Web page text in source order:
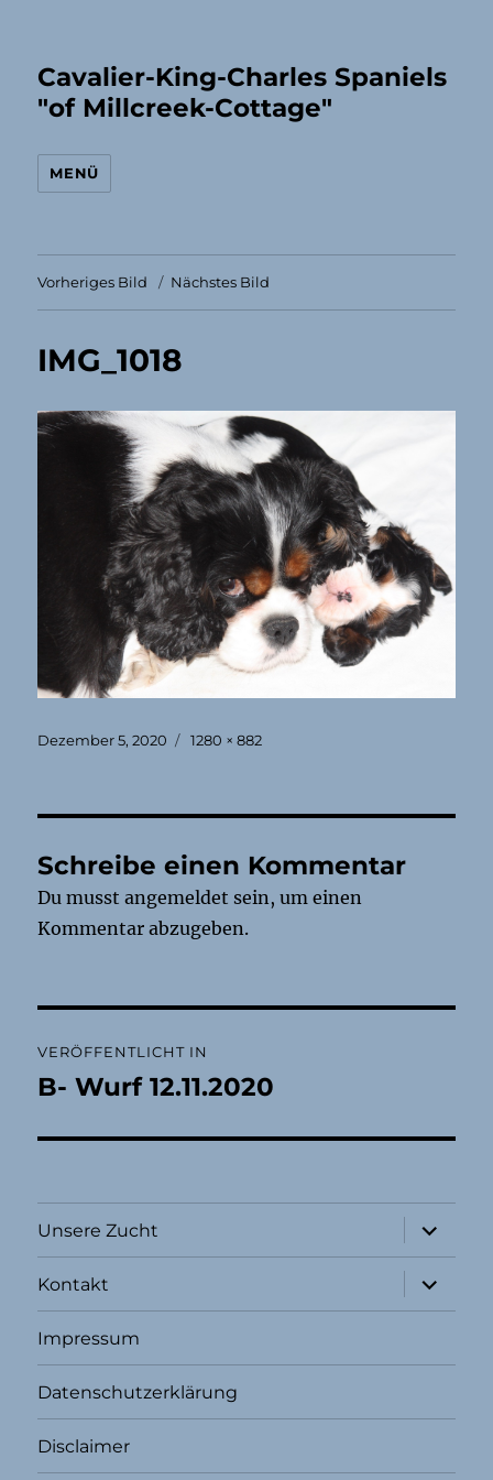
Cavalier-King-Charles Spaniels
"of Millcreek-Cottage"
MENÜ
Vorheriges Bild Nächstes Bild
IMG_1018
Veröffentlicht
Dezember 5, 2020 Originalgröße
1280 × 882
Schreibe einen Kommentar
Du musstangemeldet sein, um einen
Kommentar abzugeben.
VERÖFFENTLICHT IN
B- Wurf 12.11.2020
Unsere Zucht
öffnen
Kontakt
öffnen
Impressum
Datenschutzerklärung
Disclaimer